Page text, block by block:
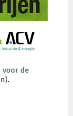
voor de